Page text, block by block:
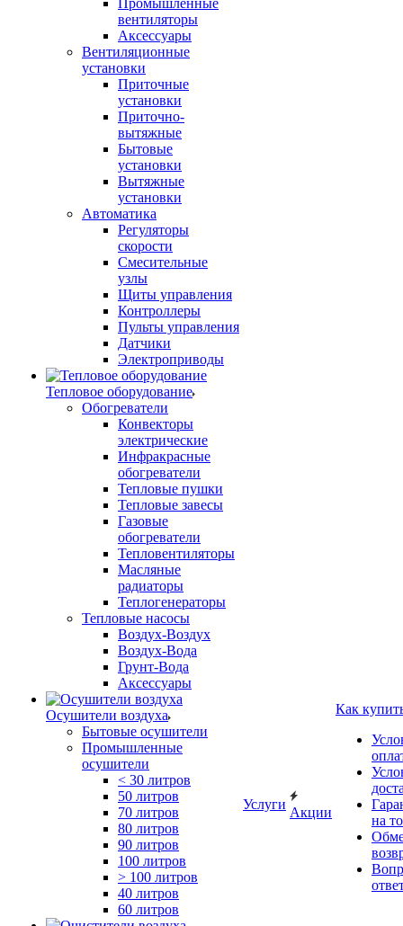
Промышленные
вентиляторы
Аксессуары
Вентиляционные
установки
Приточные
установки
Приточно-
вытяжные
Бытовые
установки
Вытяжные
установки
Автоматика
Регуляторы
скорости
Смесительные
узлы
Щиты управления
Контроллеры
Пульты управления
Датчики
Электроприводы
Тепловое оборудование
Обогреватели
Конвекторы
электрические
Инфракрасные
обогреватели
Тепловые пушки
Тепловые завесы
Газовые
обогреватели
Тепловентиляторы
Масляные
радиаторы
Теплогенераторы
Тепловые насосы
Воздух-Воздух
Воздух-Вода
Грунт-Вода
Аксессуары
Осушители воздуха
Бытовые осушители
Промышленные
осушители
< 30 литров
50 литров
70 литров
80 литров
90 литров
100 литров
> 100 литров
40 литров
60 литров
Услуги
Акции
Как
на